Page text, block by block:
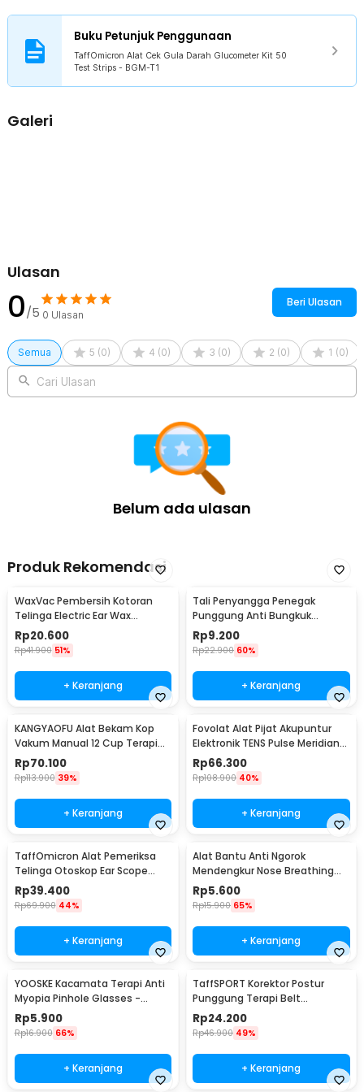
Tidak hanya sebagai alat cek gula darah, perangkat ini juga dapat
digunakan untuk mengukur asam urat dengan strip yang sesuai.
Fitur ini memberikan nilai lebih karena satu alat bisa digunakan
untuk dua kebutuhan kesehatan. Apabila Anda memiliki strip yang
membeli alat tambahan.
Buku Petunjuk Penggunaan
TaffOmicron Alat Cek Gula Darah Glucometer Kit 50
Test Strips - BGM-T1
Galeri
Ulasan
0/5 0 Ulasan
Beri Ulasan
Semua 5 (0) 4 (0) 3 (0) 2 (0) 1 (0)
Cari Ulasan
Belum ada ulasan
Produk Rekomendasi
WaxVac Pembersih Kotoran
Telinga Electric Ear Wax
Vacuum Silicon Tip - 682
Rp20.600
Rp41.900 51%
+ Keranjang
Tali Penyangga Penegak
Punggung Anti Bungkuk
Posture Corrector Size S
Rp9.200
Rp22.900 60%
+ Keranjang
KANGYAOFU Alat Bekam Kop
Vakum Manual 12 Cup Terapi
Cupping Set - KN12
Rp70.100
Rp113.900 39%
+ Keranjang
Fovolat Alat Pijat Akupuntur
Elektronik TENS Pulse Meridian
Massager - SY-D2-116
Rp66.300
Rp108.900 40%
+ Keranjang
TaffOmicron Alat Pemeriksa
Telinga Otoskop Ear Scope
with LED Light - KT-GF08HA
Rp39.400
Rp69.900 44%
+ Keranjang
Alat Bantu Anti Ngorok
Mendengkur Nose Breathing
Stop Snoring 4 PCS
Rp5.600
Rp15.900 65%
+ Keranjang
YOOSKE Kacamata Terapi Anti
Myopia Pinhole Glasses -
D11301
Rp5.900
Rp16.900 66%
+ Keranjang
TaffSPORT Korektor Postur
Punggung Terapi Belt
Magnetic L - T025
Rp24.200
Rp46.900 49%
+ Keranjang